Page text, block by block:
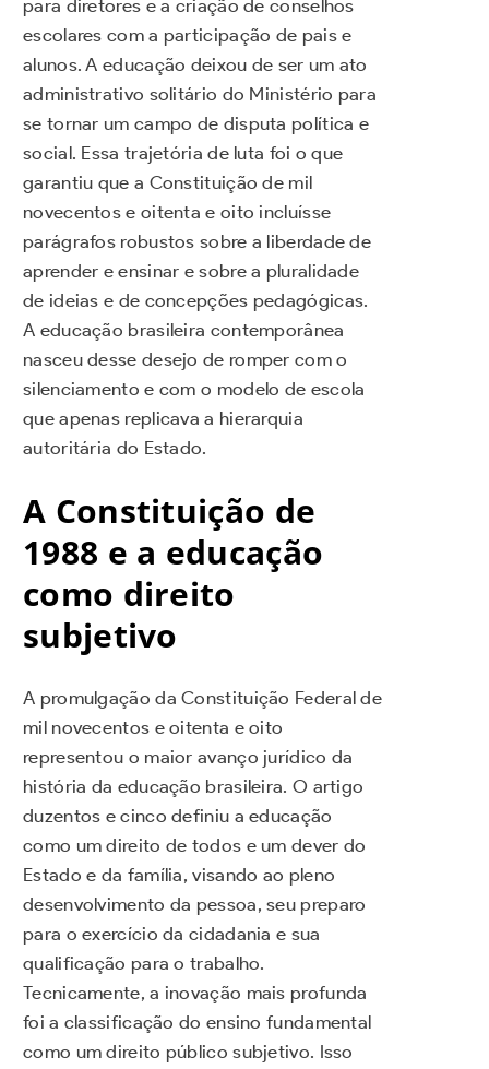
para diretores e a criação de conselhos
escolares com a participação de pais e
alunos. A educação deixou de ser um ato
administrativo solitário do Ministério para
se tornar um campo de disputa política e
social. Essa trajetória de luta foi o que
garantiu que a Constituição de mil
novecentos e oitenta e oito incluísse
parágrafos robustos sobre a liberdade de
aprender e ensinar e sobre a pluralidade
de ideias e de concepções pedagógicas.
A educação brasileira contemporânea
nasceu desse desejo de romper com o
silenciamento e com o modelo de escola
que apenas replicava a hierarquia
autoritária do Estado.
A Constituição de
1988 e a educação
como direito
subjetivo
A promulgação da Constituição Federal de
mil novecentos e oitenta e oito
representou o maior avanço jurídico da
história da educação brasileira. O artigo
duzentos e cinco definiu a educação
como um direito de todos e um dever do
Estado e da família, visando ao pleno
desenvolvimento da pessoa, seu preparo
para o exercício da cidadania e sua
qualificação para o trabalho.
Tecnicamente, a inovação mais profunda
foi a classificação do ensino fundamental
como um direito público subjetivo. Isso